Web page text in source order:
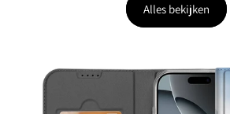
Alles bekijken